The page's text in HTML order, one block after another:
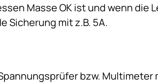
Masse OK ist und wenn die
Sicherung mit z.B. 5A.
bzw.